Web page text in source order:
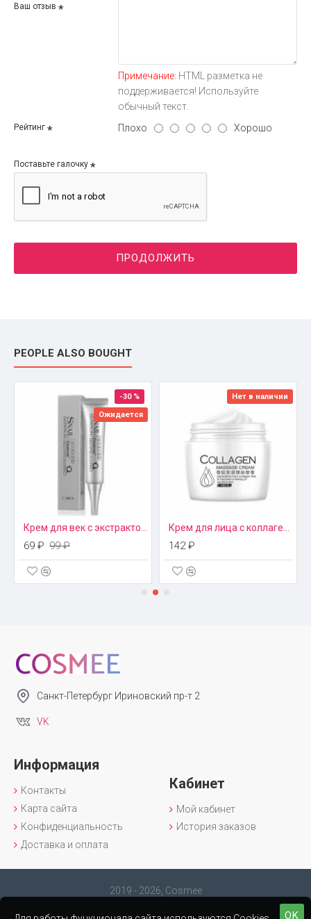
Ваш отзыв
Примечание: HTML разметка не
поддерживается! Используйте
обычный текст.
Рейтинг Плохо Хорошо
Поставьте галочку
ПРОДОЛЖИТЬ
PEOPLE ALSO BOUGHT
-30 %
Ожидается
69 ₽ 99 ₽
Нет в наличии
142 ₽
Санкт-Петербург Ириновский пр-т 2
VK
Информация
Контакты
Карта сайта
Конфиденциальность
Доставка и оплата
Кабинет
Мой кабинет
История заказов
2019 - 2026, Cosmee
OK